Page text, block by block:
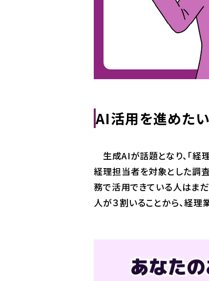
AI活用を進めたい
生成AIが話題となり、「経
経理担当者を対象とした調
務で活用できている人はま
人が３割いることから、経